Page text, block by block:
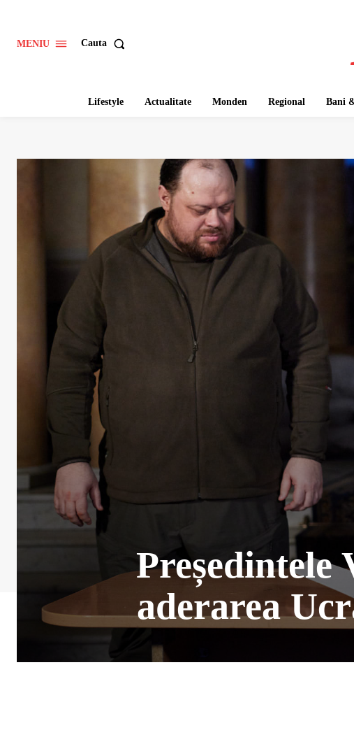
MENIU Cauta
Lifestyle Actualitate Monden Regional Bani
Președintele
aderarea